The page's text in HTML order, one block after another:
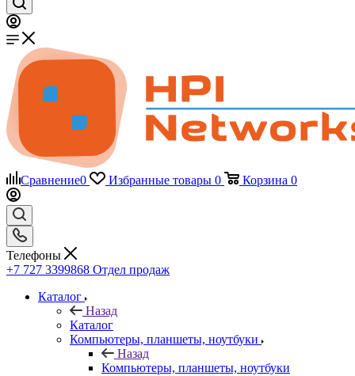
Сравнение0 Избранные товары 0 Корзина 0
Телефоны
+7 727 3399868 Отдел продаж
Каталог
Назад
Каталог
Компьютеры, планшеты, ноутбуки
Назад
Компьютеры, планшеты, ноутбуки